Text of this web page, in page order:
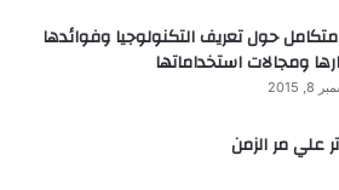
حول تعريف التكنولوجيا وفوائدها
ومجالات استخداماتها
2015
علي مر الزمن